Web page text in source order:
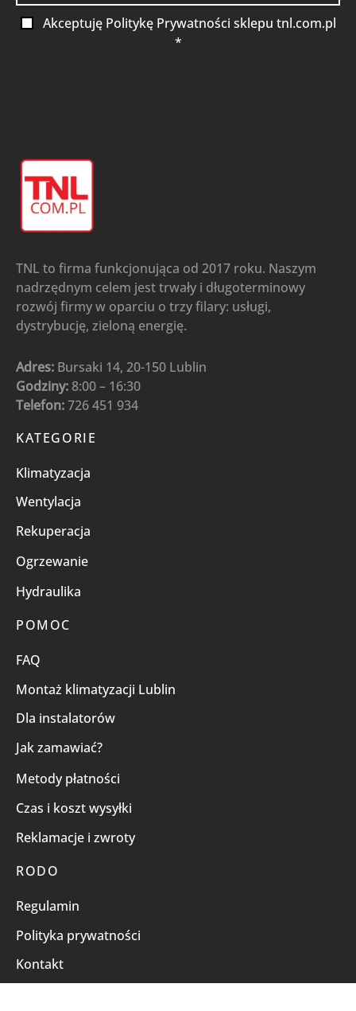
Akceptuję Politykę Prywatności sklepu tnl.com.pl
*
TNL to firma funkcjonująca od 2017 roku. Naszym
nadrzędnym celem jest trwały i długoterminowy
rozwój firmy w oparciu o trzy filary: usługi,
dystrybucję, zieloną energię.
Adres: Bursaki 14, 20-150 Lublin
Godziny: 8:00 – 16:30
Telefon:726 451 934
KATEGORIE
Klimatyzacja
Wentylacja
Rekuperacja
Ogrzewanie
Hydraulika
POMOC
FAQ
Montaż klimatyzacji Lublin
Dla instalatorów
Jak zamawiać?
Metody płatności
Czas i koszt wysyłki
Reklamacje i zwroty
RODO
Regulamin
Polityka prywatności
Kontakt